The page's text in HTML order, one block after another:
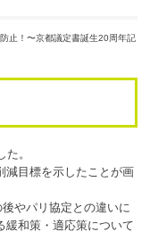
止！〜京都議定書誕生20周年記
。
減目標を示したことが画
やパリ協定との違いに
緩和策・適応策について